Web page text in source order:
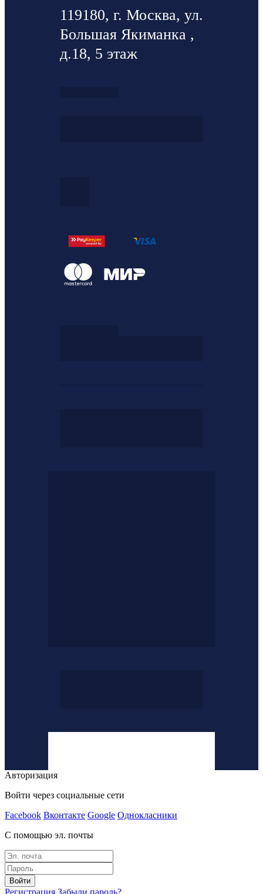
119180, г. Москва, ул.
Большая Якиманка ,
д.18, 5 этаж
Авторизация
Войти через социальные сети
Facebook Вконтакте Google Однокласники
С помощью эл. почты
Войти
Регистрация Забыли пароль?